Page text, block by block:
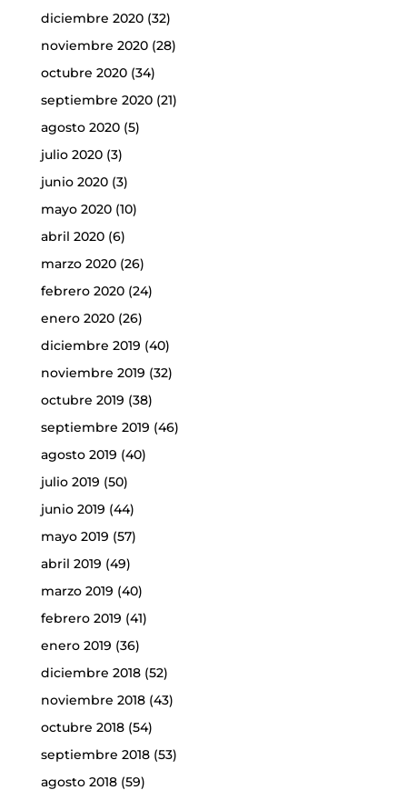
diciembre 2020(32)
noviembre 2020(28)
octubre 2020(34)
septiembre 2020(21)
agosto 2020(5)
julio 2020(3)
junio 2020(3)
mayo 2020(10)
abril 2020(6)
marzo 2020(26)
febrero 2020(24)
enero 2020(26)
diciembre 2019 (40)
noviembre 2019 (32)
octubre 2019 (38)
septiembre 2019 (46)
agosto 2019 (40)
julio 2019 (50)
junio 2019 (44)
mayo 2019 (57)
abril 2019 (49)
marzo 2019 (40)
febrero 2019 (41)
enero 2019 (36)
diciembre 2018(52)
noviembre 2018(43)
octubre 2018(54)
septiembre 2018(53)
agosto 2018(59)